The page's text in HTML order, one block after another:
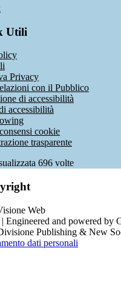
Utili
Privacy
con il Pubblico
di accessibilità
accessibilità
cookie
trasparente
696 volte
Engineered and powered by
Publishing & New
dati personali